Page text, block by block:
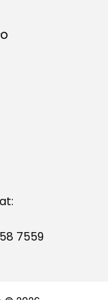
7559